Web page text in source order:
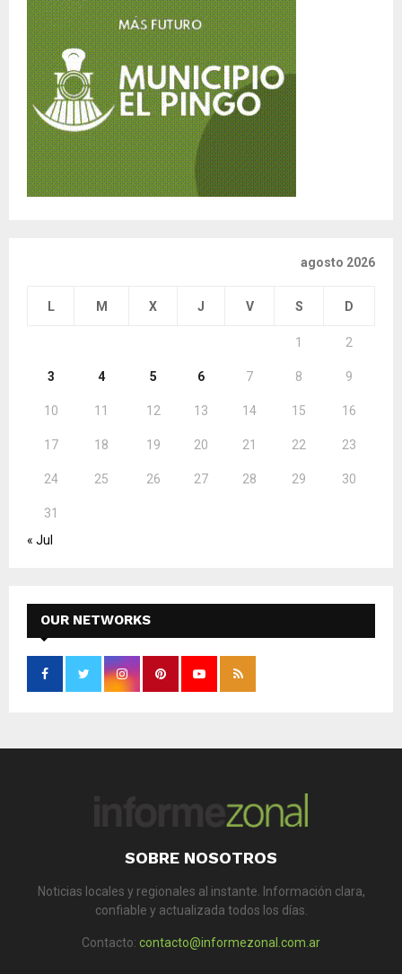
agosto 2026
L M X J V S D
1 2
3 4 5 6 7 8 9
10 11 12 13 14 15 16
17 18 19 20 21 22 23
24 25 26 27 28 29 30
31
« Jul
OUR NETWORKS
SOBRE NOSOTROS
Noticias locales y regionales al instante. Información clara,
confiable y actualizada todos los días.
Contacto: contacto@informezonal.com.ar